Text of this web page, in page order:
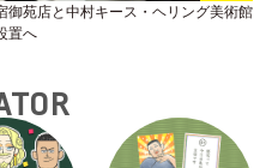
御苑店と中村キース・ヘリング美術館
置へ